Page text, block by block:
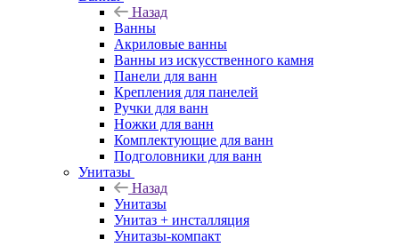
Назад
Ванны
Акриловые ванны
Ванны из искусственного камня
Панели для ванн
Крепления для панелей
Ручки для ванн
Ножки для ванн
Комплектующие для ванн
Подголовники для ванн
Унитазы
Назад
Унитазы
Унитаз + инсталляция
Унитазы-компакт